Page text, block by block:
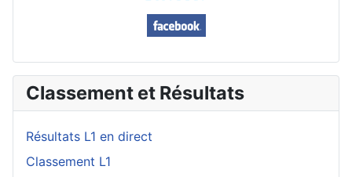
Classement et Résultats
Résultats L1 en direct
Classement L1